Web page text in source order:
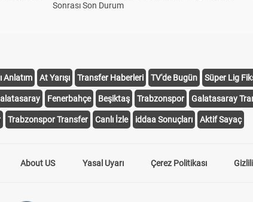
Sonrası Son Durum
Anlatım At Yarışı Transfer Haberleri TV'de Bugün Süper Lig
Fenerbahçe Beşiktaş Trabzonspor Galatasaray
Trabzonspor Transfer Canlı İzle iddaa Sonuçları Aktif Sayaç
About US Yasal Uyarı Çerez Politikası